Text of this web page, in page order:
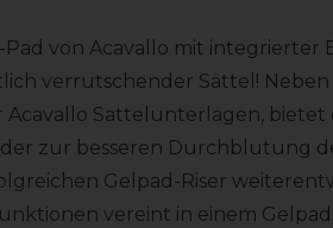
Pad von Acavallo mit
verrutschender Sättel!
Sattelunterlagen,
der zur besseren Durchblutung
Gelpad-Riser
vereint in einem Gelpad.